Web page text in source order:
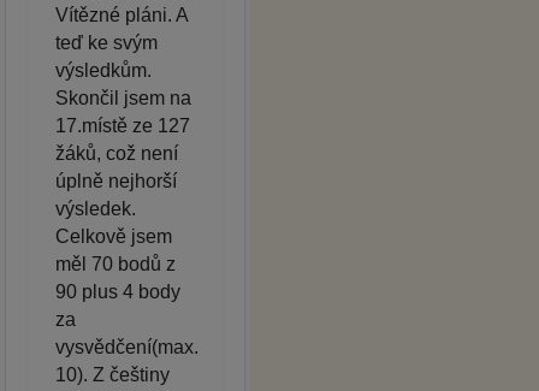
Vítězné pláni. A
teď ke svým
výsledkům.
Skončil jsem na
17.místě ze 127
žáků, což není
úplně nejhorší
výsledek.
Celkově jsem
měl 70 bodů z
90 plus 4 body
za
vysvědčení(max.
10). Z češtiny